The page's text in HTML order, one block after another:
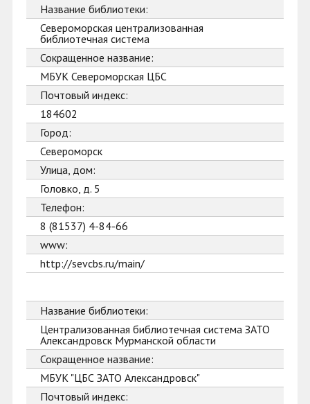
Название библиотеки:
Североморская централизованная
библиотечная система
Сокращенное название:
МБУК Североморская ЦБС
Почтовый индекс:
184602
Город:
Североморск
Улица, дом:
Головко, д. 5
Телефон:
8 (81537) 4-84-66
www:
http://sevcbs.ru/main/
Название библиотеки:
Централизованная библиотечная система ЗАТО
Александровск Мурманской области
Сокращенное название:
МБУК "ЦБС ЗАТО Александровск"
Почтовый индекс: